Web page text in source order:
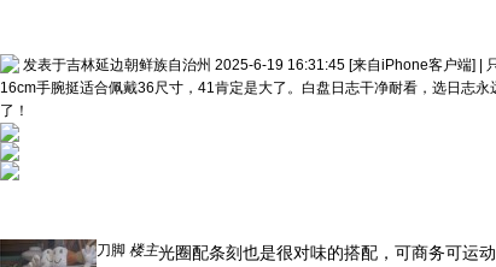
发表于吉林延边朝鲜族自治州 2025-6-19 16:31:45 [来自iPhone客户端]
16cm手腕挺适合佩戴36尺寸，41肯定是大了。白盘日志干净耐看，选日志
了！
刀脚 楼主光圈配条刻也是很对味的搭配，可商务可运